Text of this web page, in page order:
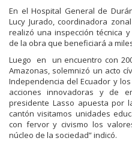
En el Hospital General de
Lucy Jurado, coordinadora
realizó una inspección técnica
de la obra que beneficiará a
Luego en un encuentro con
Amazonas, solemnizó un acto
Independencia del Ecuador y
acciones innovadoras y de
presidente Lasso apuesta por
cantón visitamos unidades
con fervor y civismo los
núcleo de la sociedad” indicó.